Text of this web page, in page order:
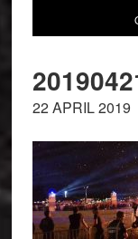
22 APRIL 2019